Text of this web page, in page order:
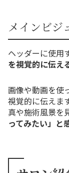
メインビジ
ヘッダーに使用
を視覚的に伝え
画像や動画を使
視覚的に伝えま
真や施術風景を
ってみたい」と